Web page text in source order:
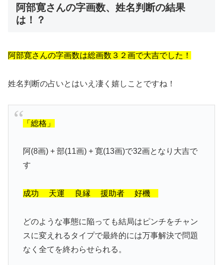
阿部寛さんの字画数、姓名判断の結果
は！？
阿部寛さんの字画数は総画数３２画で大吉でした！
姓名判断の占いとはいえ凄く嬉しことですね！
「総格」
阿(8画) + 部(11画) + 寛(13画)で32画となり 大吉で
す
成功 天運 良縁 援助者 好機
どのような事態に陥っても結局はピンチをチャン
スに変えれるタイプで最終的には万事解決で問題
なく全てを終わらせられる。